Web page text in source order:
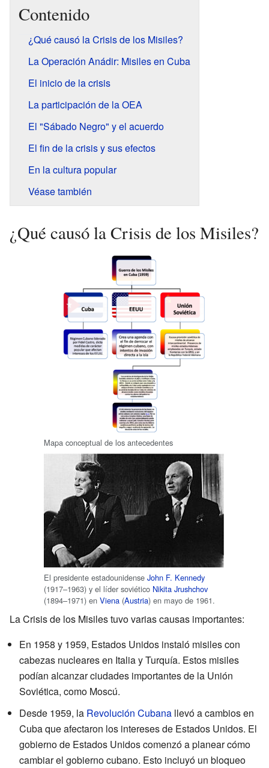
Contenido
¿Qué causó la Crisis de los Misiles?
La Operación Anádir: Misiles en Cuba
El inicio de la crisis
La participación de la OEA
El "Sábado Negro" y el acuerdo
El fin de la crisis y sus efectos
En la cultura popular
Véase también
¿Qué causó la Crisis de los Misiles?
Mapa conceptual de los antecedentes
El presidente estadounidense John F. Kennedy
(1917–1963) y el líder soviético Nikita Jrushchov
(1894–1971) en Viena (Austria) en mayo de 1961.
La Crisis de los Misiles tuvo varias causas importantes:
En 1958 y 1959, Estados Unidos instaló misiles con
cabezas nucleares en Italia y Turquía. Estos misiles
podían alcanzar ciudades importantes de la Unión
Soviética, como Moscú.
Desde 1959, la Revolución Cubana llevó a cambios en
Cuba que afectaron los intereses de Estados Unidos. El
gobierno de Estados Unidos comenzó a planear cómo
cambiar el gobierno cubano. Esto incluyó un bloqueo